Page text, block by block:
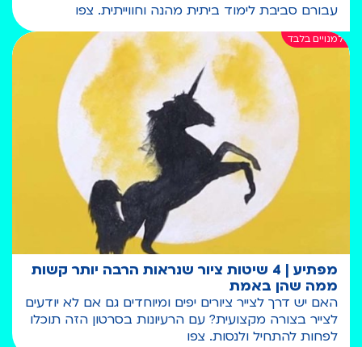
עבורם סביבת לימוד ביתית מהנה וחווייתית. צפו
מפתיע | 4 שיטות ציור שנראות הרבה יותר קשות
ממה שהן באמת
האם יש דרך לצייר ציורים יפים ומיוחדים גם אם לא יודעים
לצייר בצורה מקצועית? עם הרעיונות בסרטון הזה תוכלו
לפחות להתחיל ולנסות. צפו